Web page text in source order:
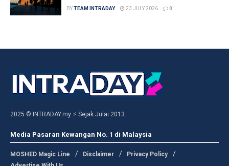
BYTEAM INTRADAY 23 JULY 2026 0
2025 © INTRADAY.my ⚡ Sejak Julai 2013.
Media Pasaran Kewangan No. 1 di Malaysia
MOSHED Magic Line Disclaimer
Privacy Policy